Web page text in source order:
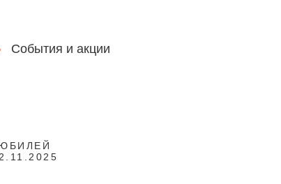
События и акции